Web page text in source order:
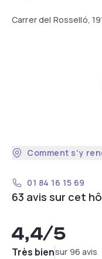
Carrer del Rosselló,
Comment s'y
01 84 16 15 69
63 avis sur cet
4,4/5
Très biensur 96 avis